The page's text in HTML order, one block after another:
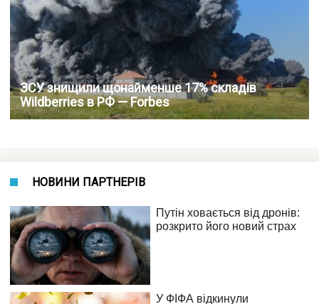
ЗСУ знищили щонайменше 17% складів
Wildberries в РФ — Forbes
НОВИНИ ПАРТНЕРІВ